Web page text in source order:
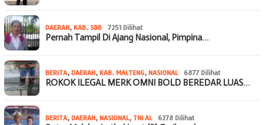
DAERAH, KAB. SBB 7251 Dilihat
Pernah Tampil Di Ajang Nasional, Pimpina…
BERITA, DAERAH, KAB. MALTENG, NASIONAL 6877 Dilihat
ROKOK ILEGAL MERK OMNI BOLD BEREDAR LUAS…
BERITA, DAERAH, NASIONAL, TNI AL 6278 Dilihat